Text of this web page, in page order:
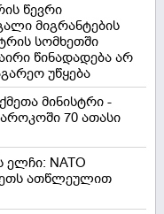
წევრი
მიგრანტების
სომხეთში
წინადადება არ
უწყება
მინისტრი -
70 ათასი
ელჩი: NATO
ათწლეულით